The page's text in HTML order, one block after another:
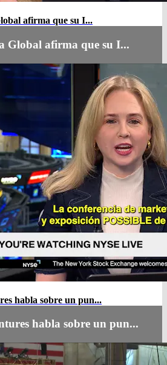
afirma que su I...
Global afirma que su I...
habla sobre un pun...
habla sobre un pun...